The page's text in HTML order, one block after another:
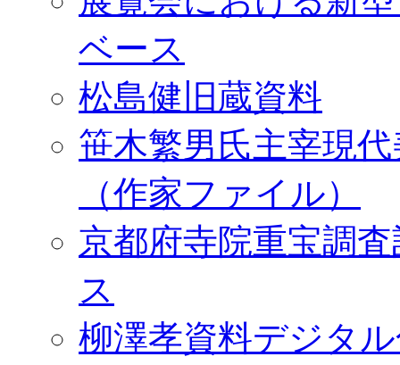
ベース
松島健旧蔵資料
笹木繁男氏主宰現
（作家ファイル）
京都府寺院重宝調
ス
柳澤孝資料デジタ